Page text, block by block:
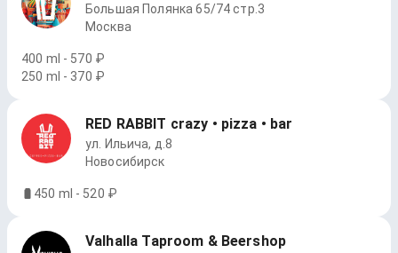
Большая Полянка 65/74 стр.3
Москва
400 ml - 570 ₽
250 ml - 370 ₽
RED RABBIT crazy • pizza • bar
ул. Ильича, д.8
Новосибирск
450 ml - 520 ₽
Valhalla Taproom & Beershop